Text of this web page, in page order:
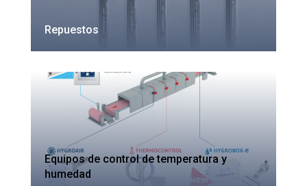
Repuestos
Equipos de control de temperatura y
humedad